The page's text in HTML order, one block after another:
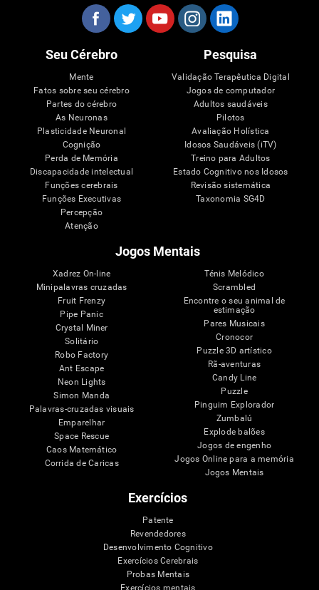
Seu Cérebro
Mente
Fatos sobre seu cérebro
Partes do cérebro
As Neuronas
Plasticidade Neuronal
Cognição
Perda de Memória
Discapacidade intelectual
Funções cerebrais
Funções Executivas
Percepção
Atenção
Pesquisa
Validação Terapêutica Digital
Jogos de computador
Adultos saudáveis
Pilotos
Avaliação Holística
Idosos Saudáveis (iTV)
Treino para Adultos
Estado Cognitivo nos Idosos
Revisão sistemática
Taxonomia SG4D
Jogos Mentais
Xadrez On-line
Minipalavras cruzadas
Fruit Frenzy
Pipe Panic
Crystal Miner
Solitário
Robo Factory
Ant Escape
Neon Lights
Simon Manda
Palavras-cruzadas visuais
Emparelhar
Space Rescue
Caos Matemático
Corrida de Caricas
Ténis Melódico
Scrambled
Encontre o seu animal de
estimação
Pares Musicais
Cronocor
Puzzle 3D artístico
Rã-aventuras
Candy Line
Puzzle
Pinguim Explorador
Zumbalú
Explode balões
Jogos de engenho
Jogos Online para a memória
Jogos Mentais
Exercícios
Patente
Revendedores
Desenvolvimento Cognitivo
Exercícios Cerebrais
Probas Mentais